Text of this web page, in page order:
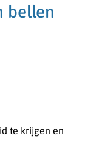
bellen
te krijgen en